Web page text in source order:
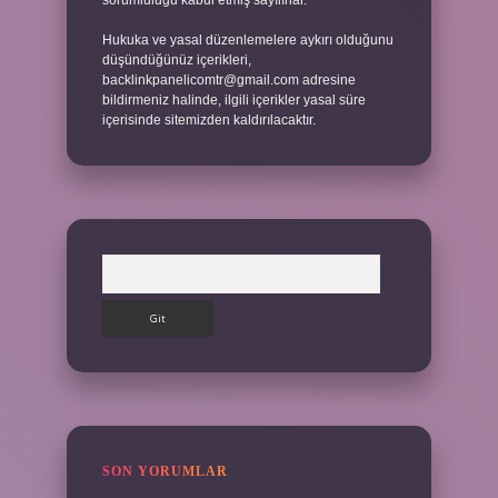
Hukuka ve yasal düzenlemelere aykırı olduğunu
düşündüğünüz içerikleri,
backlinkpanelicomtr@gmail.com adresine
bildirmeniz halinde, ilgili içerikler yasal süre
içerisinde sitemizden kaldırılacaktır.
SON YORUMLAR